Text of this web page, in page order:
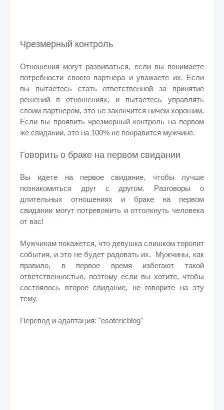
Чрезмерный контроль
Отношения могут развиваться, если вы понимаете
потребности своего партнера и уважаете их. Если
вы пытаетесь стать ответственной за принятие
решений в отношениях, и пытаетесь управлять
своим партнером, это не закончится ничем хорошим.
Если вы проявить чрезмерный контроль на первом
же свидании, это на 100% не понравится мужчине.
Говорить о браке на первом свидании
Вы идете на первое свидание, чтобы лучше
познакомиться друг с другом. Разговоры о
длительных отношениях и браке на первом
свидании могут потревожить и оттолкнуть человека
от вас!
Мужчинам покажется, что девушка слишком торопит
события, и это не будет радовать их. Мужчины, как
правило, в первое время избегают такой
ответственностью, поэтому если вы хотите, чтобы
состоялось второе свидание, не говорите на эту
тему.
Перевод и адаптация: "esotericblog"